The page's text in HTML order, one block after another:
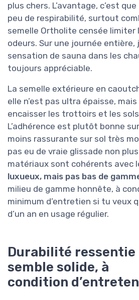
plus chers. L’avantage, c’est
peu de respirabilité, surtout
semelle Ortholite censée limiter
odeurs. Sur une journée entière,
sensation de sauna dans les
toujours appréciable.
La semelle extérieure en
elle n’est pas ultra épaisse,
encaisser les trottoirs et les
L’adhérence est plutôt bonne
moins rassurante sur sol très
pas eu de vraie glissade non
matériaux sont cohérents avec
luxueux, mais pas bas de
milieu de gamme honnête, à
minimum d’entretien si tu veux
d’un an en usage régulier.
Durabilité ressentie
semble solide, à
condition